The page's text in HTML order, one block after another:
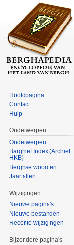
Hoofdpagina
Contact
Hulp
Onderwerpen
Onderwerpen
Barghief Index (Archief
HKB)
Berghse woorden
Jaartallen
Wijzigingen
Nieuwe pagina's
Nieuwe bestanden
Recente wijzigingen
Bijzondere pagina's